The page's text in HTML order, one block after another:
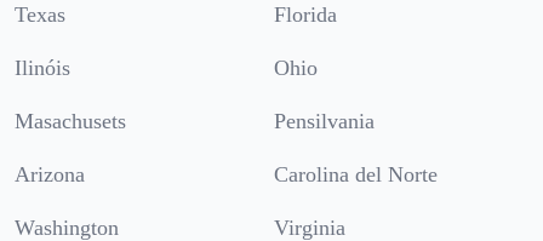
Texas Florida
Ilinóis Ohio
Masachusets Pensilvania
Arizona Carolina del Norte
Washington Virginia